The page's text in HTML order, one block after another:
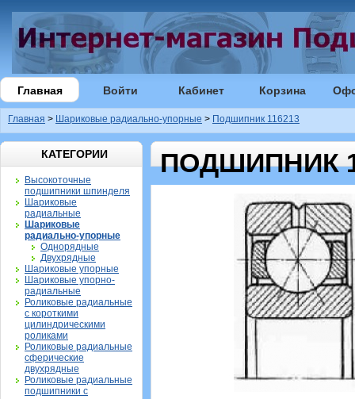
Главная Войти Кабинет Корзина
Главная > Шариковые радиально-упорные > Подшипник 116213
КАТЕГОРИИ
Высокоточные
подшипники шпинделя
Шариковые
радиальные
Шариковые
радиально-упорные
Однорядные
Двухрядные
Шариковые упорные
Шариковые упорно-
радиальные
Роликовые радиальные
с короткими
цилиндрическими
роликами
Роликовые радиальные
сферические
двухрядные
Роликовые радиальные
подшипники с
ПОДШИПНИК